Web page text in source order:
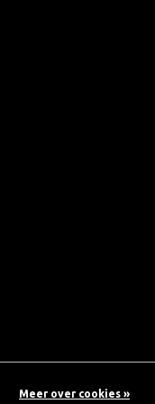
Meer over cookies »